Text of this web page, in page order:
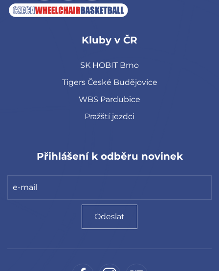
Kluby v ČR
SK HOBIT Brno
Tigers České Budějovice
WBS Pardubice
Pražští jezdci
Přihlášení k odběru novinek
Odeslat